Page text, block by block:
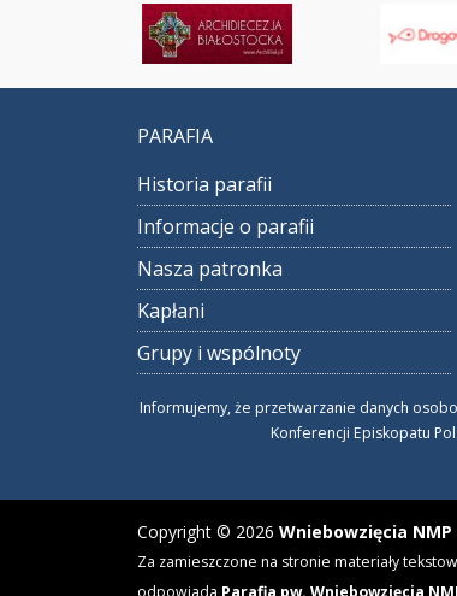
PARAFIA
Historia parafii
Informacje o parafii
Nasza patronka
Kapłani
Grupy i wspólnoty
Informujemy, że przetwarzanie danych
Konferencji Episkopatu
Copyright © 2026 Wniebowzięcia NMP
Za zamieszczone na stronie materiały
odpowiada Parafia pw. Wniebowzięcia